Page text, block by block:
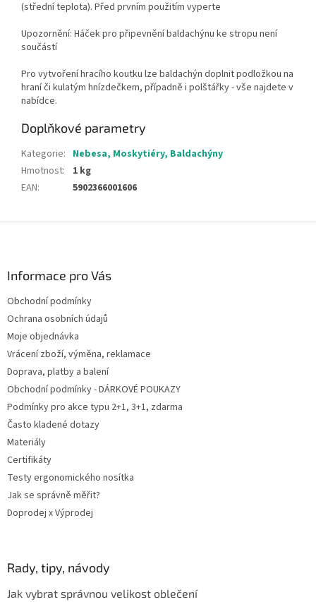
(střední teplota). Před prvním použitím vyperte
Upozornění: Háček pro připevnění baldachýnu ke stropu není
součástí
Pro vytvoření hracího koutku lze baldachýn doplnit podložkou na
hraní či kulatým hnízdečkem, případně i polštářky - vše najdete v
nabídce.
Doplňkové parametry
Kategorie: Nebesa, Moskytiéry, Baldachýny
Hmotnost:
1 kg
EAN: 5902366001606
Informace pro Vás
Obchodní podmínky
Ochrana osobních údajů
Moje objednávka
Vrácení zboží, výměna, reklamace
Doprava, platby a balení
Obchodní podmínky - DÁRKOVÉ POUKAZY
Podmínky pro akce typu 2+1, 3+1, zdarma
Často kladené dotazy
Materiály
Certifikáty
Testy ergonomického nosítka
Jak se správně měřit?
Doprodej x Výprodej
Rady, tipy, návody
Jak vybrat správnou velikost oblečení